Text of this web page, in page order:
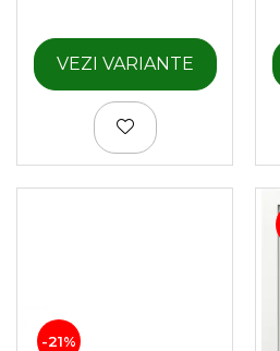
VEZI VARIANTE
-21%